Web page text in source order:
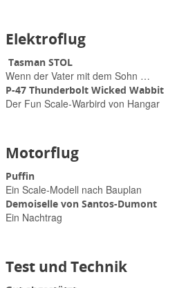
Elektroflug
Tasman STOL
Wenn der Vater mit dem Sohn …
P-47 Thunderbolt Wicked Wabbit
Der Fun Scale-Warbird von Hangar
Motorflug
Puffin
Ein Scale-Modell nach Bauplan
Demoiselle von Santos-Dumont
Ein Nachtrag
Test und Technik